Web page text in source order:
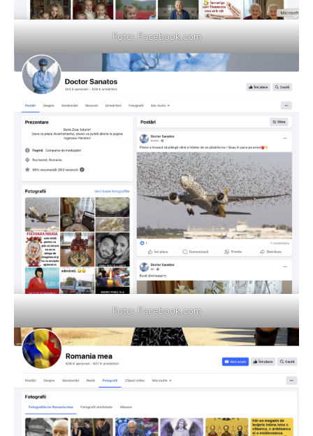
Foto: Facebook.com
Foto: Facebook.com